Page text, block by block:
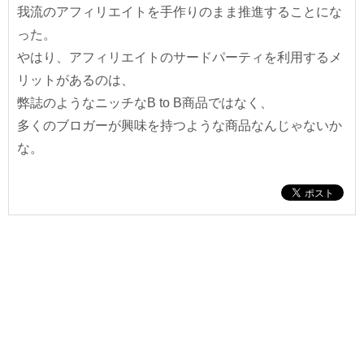
我流のアフィリエイトを手作りのまま推進することにな
った。
やはり、アフィリエイトのサードパーティを利用するメ
リットがあるのは、
弊誌のようなニッチなB to B商品ではなく、
多くのブロガーが興味を持つような商品なんじゃないか
な。